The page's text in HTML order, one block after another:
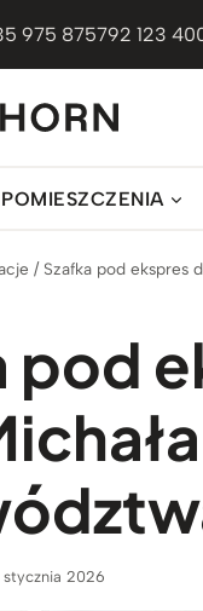
975 875792 123
POMIESZCZENIA
/ Szafka pod ekspres
pod
stycznia 2026